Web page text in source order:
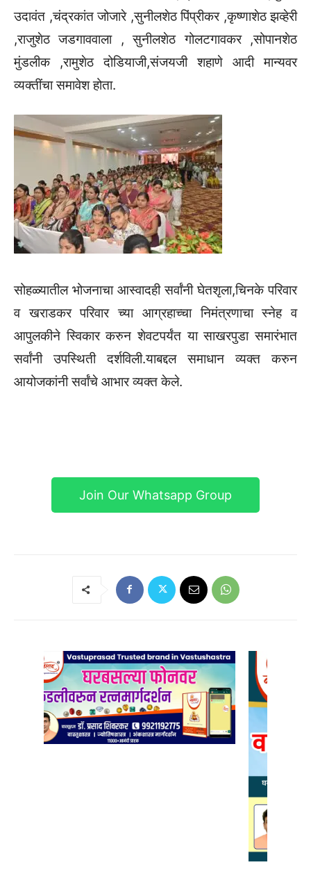
उदावंत ,चंद्रकांत जोजारे ,सुनीलशेठ पिंप्रीकर ,कृष्णाशेठ झव्हेरी
,राजुशेठ जडगाववाला , सुनीलशेठ गोलटगावकर ,सोपानशेठ
मुंडलीक ,रामुशेठ दोडियाजी,संजयजी शहाणे आदी मान्यवर
व्यक्तींचा समावेश होता.
सोहळ्यातील भोजनाचा आस्वादही सर्वांनी घेतशृला,चिनके परिवार
व खराडकर परिवार च्या आग्रहाच्चा निमंत्रणाचा स्नेह व
आपुलकीने स्विकार करुन शेवटपर्यंत या साखरपुडा समारंभात
सर्वांनी उपस्थिती दर्शविली.याबद्दल समाधान व्यक्त करुन
आयोजकांनी सर्वांचे आभार व्यक्त केले.
Join Our Whatsapp Group